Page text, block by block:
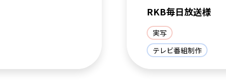
RKB毎日放送様
実写
テレビ番組制作